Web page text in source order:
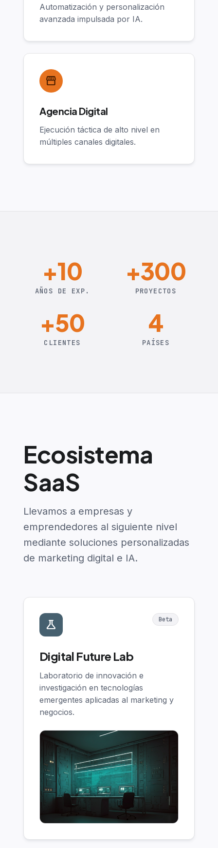
Automatización y personalización
avanzada impulsada por IA.
storefront
Agencia Digital
Ejecución táctica de alto nivel en
múltiples canales digitales.
+10
AÑOS DE EXP.
+300
PROYECTOS
+50
CLIENTES
4
PAÍSES
Ecosistema
SaaS
Llevamos a empresas y
emprendedores al siguiente nivel
mediante soluciones personalizadas
de marketing digital e IA.
science Beta
Digital Future Lab
Laboratorio de innovación e
investigación en tecnologías
emergentes aplicadas al marketing y
negocios.